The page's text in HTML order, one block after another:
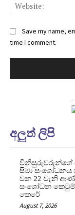
Save my name,
time I comment.
-
අලුත් ලිපි
විනිසුරුවරුන්ගේ
සීමා සංශෝධනය
වන 22 වැනි
සංශෝධන
කෙරේ
August 7, 2026